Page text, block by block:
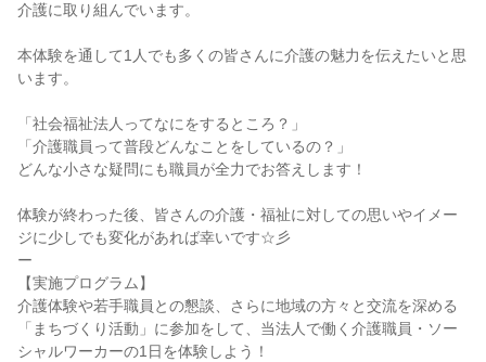
介護に取り組んでいます。
本体験を通して1人でも多くの皆さんに介護の魅力を伝えたいと思
います。
「社会福祉法人ってなにをするところ？」
「介護職員って普段どんなことをしているの？」
どんな小さな疑問にも職員が全力でお答えします！
体験が終わった後、皆さんの介護・福祉に対しての思いやイメー
ジに少しでも変化があれば幸いです☆彡
ー
【実施プログラム】
介護体験や若手職員との懇談、さらに地域の方々と交流を深める
「まちづくり活動」に参加をして、当法人で働く介護職員・ソー
シャルワーカーの1日を体験しよう！